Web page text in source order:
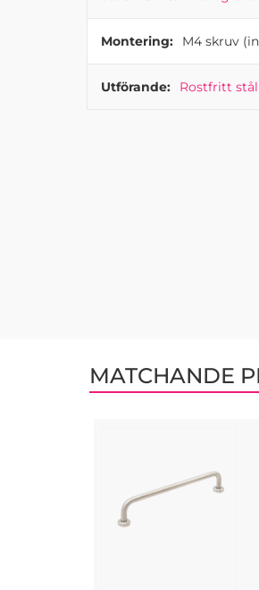
Montering: M4 skruv
Utförande: Rostfritt stål
MATCHANDE